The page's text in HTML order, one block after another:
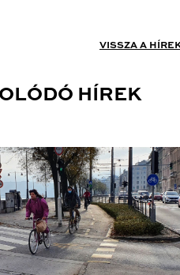
VISSZA A
HÍREK